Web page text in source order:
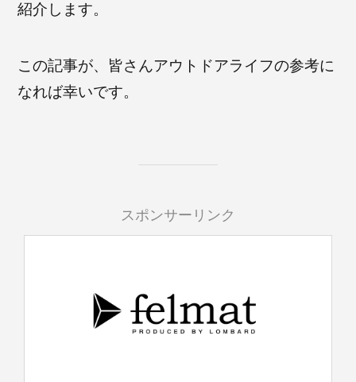
紹介します。
この記事が、皆さんアウトドアライフの参考に
なれば幸いです。
スポンサーリンク